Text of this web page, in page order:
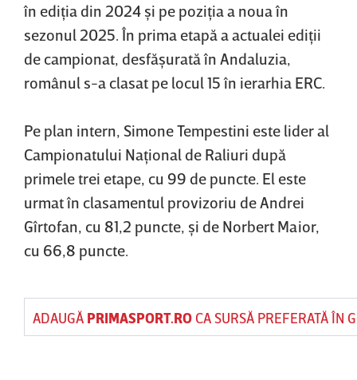
în ediţia din 2024 şi pe poziţia a noua în
sezonul 2025. În prima etapă a actualei ediţii
de campionat, desfăşurată în Andaluzia,
românul s-a clasat pe locul 15 în ierarhia ERC.
Pe plan intern, Simone Tempestini este lider al
Campionatului Naţional de Raliuri după
primele trei etape, cu 99 de puncte. El este
urmat în clasamentul provizoriu de Andrei
Gîrtofan, cu 81,2 puncte, şi de Norbert Maior,
cu 66,8 puncte.
ADAUGĂ PRIMASPORT.ROCA SURSĂ PREFERATĂ ÎN